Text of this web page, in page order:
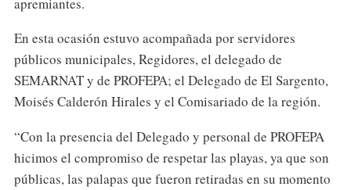
En esta ocasión estuvo acompañada por servidores
públicos municipales, Regidores, el delegado de
SEMARNAT y de PROFEPA; el Delegado de El Sargento,
Moisés Calderón Hirales y el Comisariado de la región.
“Con la presencia del Delegado y personal de PROFEPA
hicimos el compromiso de respetar las playas, ya que son
públicas, las palapas que fueron retiradas en su momento